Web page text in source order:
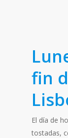
fin
El día de
tostadas,